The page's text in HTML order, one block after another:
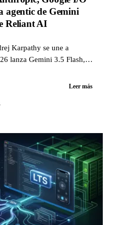
agentic de Gemini
Reliant AI
Karpathy se une a
lanza Gemini 3.5 Flash,
AI para la biopharma.
Leer más